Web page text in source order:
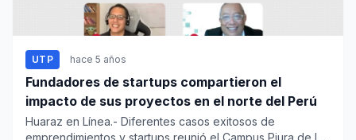
UTP hace 5 años
Fundadores de startups compartieron el
impacto de sus proyectos en el norte del Perú
Huaraz en Línea.- Diferentes casos exitosos de